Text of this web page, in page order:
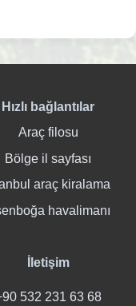
Hızlı bağlantılar
Araç filosu
Bölge il sayfası
araç kiralama
havalimanı
İletişim
532 231 63 68